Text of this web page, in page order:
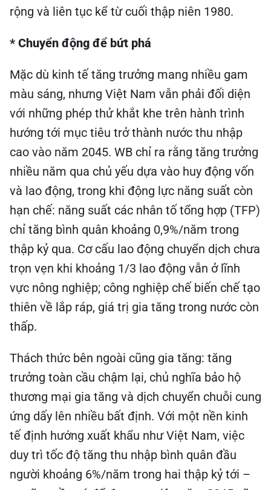
rộng và liên tục kể từ cuối thập niên 1980.
* Chuyển động để bứt phá
Mặc dù kinh tế tăng trưởng mang nhiều gam
màu sáng, nhưng Việt Nam vẫn phải đối diện
với những phép thử khắt khe trên hành trình
hướng tới mục tiêu trở thành nước thu nhập
cao vào năm 2045. WB chỉ ra rằng tăng trưởng
nhiều năm qua chủ yếu dựa vào huy động vốn
và lao động, trong khi động lực năng suất còn
hạn chế: năng suất các nhân tố tổng hợp (TFP)
chỉ tăng bình quân khoảng 0,9%/năm trong
thập kỷ qua. Cơ cấu lao động chuyển dịch chưa
trọn vẹn khi khoảng 1/3 lao động vẫn ở lĩnh
vực nông nghiệp; công nghiệp chế biến chế tạo
thiên về lắp ráp, giá trị gia tăng trong nước còn
thấp.
Thách thức bên ngoài cũng gia tăng: tăng
trưởng toàn cầu chậm lại, chủ nghĩa bảo hộ
thương mại gia tăng và dịch chuyển chuỗi cung
ứng dấy lên nhiều bất định. Với một nền kinh
tế định hướng xuất khẩu như Việt Nam, việc
duy trì tốc độ tăng thu nhập bình quân đầu
người khoảng 6%/năm trong hai thập kỷ tới –